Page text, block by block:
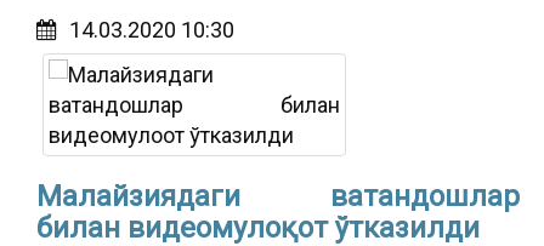
14.03.2020 10:30
Малайзиядаги ватандошлар
билан видеомулоқот ўтказилди